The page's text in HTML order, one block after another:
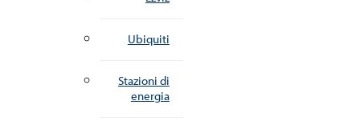
Ubiquiti
Stazioni di
energia